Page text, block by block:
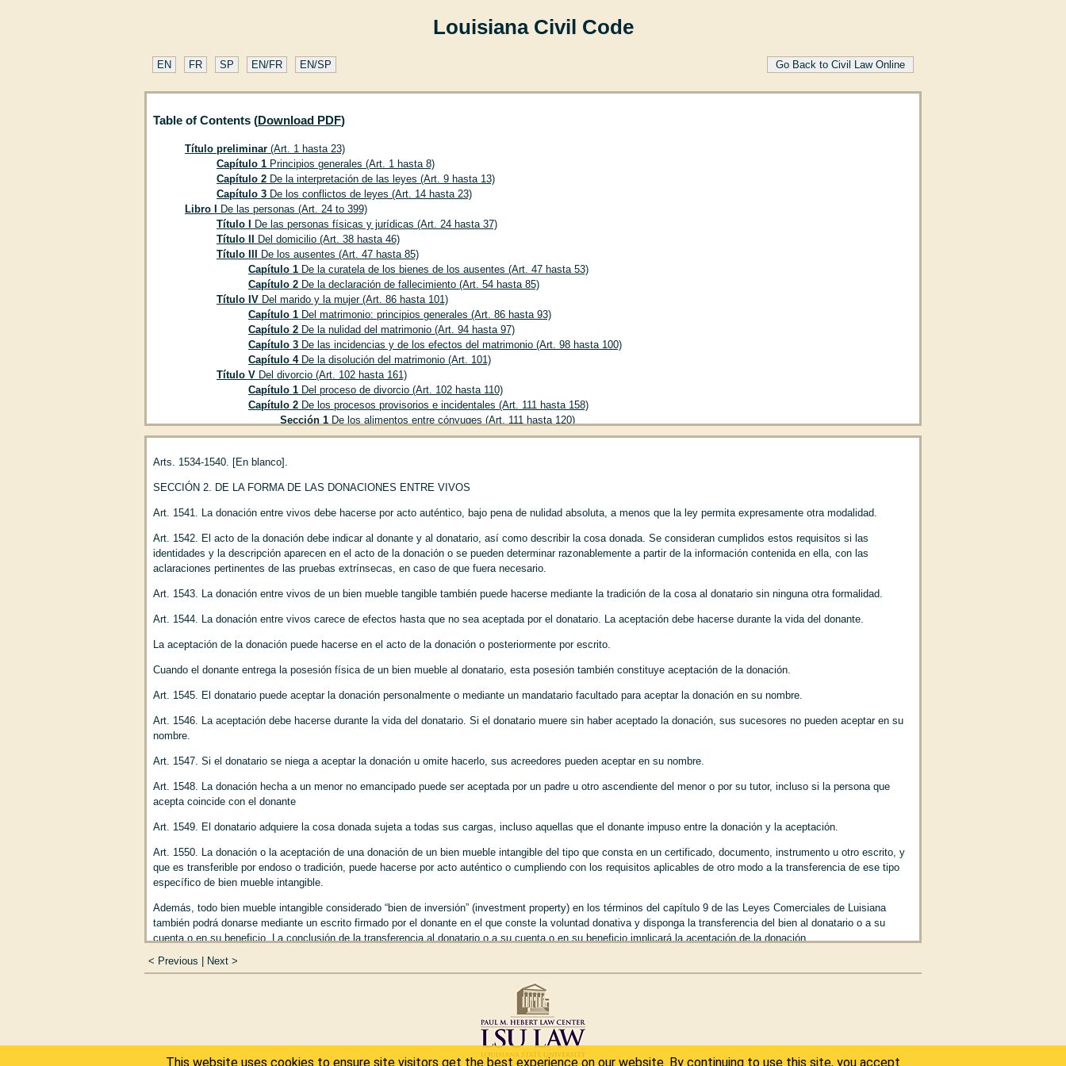
Louisiana Civil Code
EN FR SP EN/FR EN/SP Go Back to Civil Law Online
Table of Contents (Download PDF)
Título preliminar (Art. 1 hasta 23)
Capítulo 1 Principios generales (Art. 1 hasta 8)
Capítulo 2 De la interpretación de las leyes (Art. 9 hasta 13)
Capítulo 3 De los conflictos de leyes (Art. 14 hasta 23)
Libro I
De las personas (Art. 24 to 399)
Título I
De las personas físicas y jurídicas (Art. 24 hasta 37)
Título II
Del domicilio (Art. 38 hasta 46)
Título III
De los ausentes (Art. 47 hasta 85)
Capítulo 1 De la curatela de los bienes de los ausentes (Art. 47 hasta 53)
Capítulo 2 De la declaración de fallecimiento (Art. 54 hasta 85)
Título IV Del marido y la mujer (Art. 86 hasta 101)
Capítulo 1 Del matrimonio: principios generales (Art. 86 hasta 93)
Capítulo 2 De la nulidad del matrimonio (Art. 94 hasta 97)
Capítulo 3 De las incidencias y de los efectos del matrimonio (Art. 98 hasta 100)
Capítulo 4De la disolución del matrimonio (Art. 101)
Título V Del divorcio (Art. 102 hasta 161)
Capítulo 1 Del proceso de divorcio (Art. 102 hasta 110)
Capítulo 2 De los procesos provisorios e incidentales (Art. 111 hasta 158)
Sección 1 De los alimentos entre cónyuges (Art. 111 hasta 120)
Sección 2Del reclamo de aportes para educación o capacitación (Art. 121 hasta 130)
Sección 4
Sección 5 De los procesos provisorios e incidentales en las acciones de nulidad (Art. 151 hasta 158)
Título VI Del señor y de los siervos (Art. 162 hasta 177)
Capítulo 1De la filiación (Art. 178 hasta 183)
Capítulo 2De la filiación por prueba de maternidad o paternidad (Art. 184 hasta 198)
Sección 1De la prueba de la maternidad (Art. 184)
Subsección ADe la presunción de paternidad del esposo; del desconocimiento de la paternidad; de la impugnación; de la
determinación de la paternidad (Art. 185 hasta 194)
Subsección CDe otros métodos para establecer la paternidad (Art. 196 hasta 198)
Sección 1 De los efectos de la adopción (Art. 199)
Sección 2De la adopción de menores (Art. 200 hasta 211)
Capítulo 4De la filiación de los hijos concebidos por técnicas de reproducción asistida (reservado)
Sección 2De las obligaciones de los padres (Art. 224 hasta 226)
Sección 3De las obligaciones de los hijos (Art. 227 hasta 228)
Sección 4
Sección 6De la extinción de la autoridad parental (Art. 235)
Título VIIIDe los menores, de su tutela y emancipación (Art. 246 hasta 262)
Capítulo 1De la tutela (Art. 246 hasta 262)
Sección 1
Sección 2
De la tutelar natural (Art. 250 hasta 256)
Sección 3
De la tutela testamentaria (Art. 257 hasta 262)
Sección 4De la tutela legítima (Art. 263 hasta 269)
Sección 7De las reuniones familiares (Art. 281 hasta 291)
De las causas por las que se dispensa o excusa de la tutela (Art. 292 hasta 301)
De la incapacidad, de la exclusión y de la privación de la tutela (Art. 302 hasta 306)
De la designación, el reconocimiento o la confirmación de los tutores, de las personas encargadas de que se nombren los
tutores y de la responsabilidad de esas personas (Art. 307 hasta 335)
De la administración del tutor (Art. 336 hasta 353)
Arts. 1534-1540. [En blanco].
SECCIÓN 2. DE LA FORMA DE LAS DONACIONES ENTRE VIVOS
Art. 1541. La donación entre vivos debe hacerse por acto auténtico, bajo pena de nulidad absoluta, a menos que la ley permita expresamente otra modalidad.
Art. 1542. El acto de la donación debe indicar al donante y al donatario, así como describir la cosa donada. Se consideran cumplidos estos requisitos si las
identidades y la descripción aparecen en el acto de la donación o se pueden determinar razonablemente a partir de la información contenida en ella, con las
aclaraciones pertinentes de las pruebas extrínsecas, en caso de que fuera necesario.
Art. 1543. La donación entre vivos de un bien mueble tangible también puede hacerse mediante la tradición de la cosa al donatario sin ninguna otra formalidad.
Art. 1544. La donación entre vivos carece de efectos hasta que no sea aceptada por el donatario. La aceptación debe hacerse durante la vida del donante.
La aceptación de la donación puede hacerse en el acto de la donación o posteriormente por escrito.
Cuando el donante entrega la posesión física de un bien mueble al donatario, esta posesión también constituye aceptación de la donación.
Art. 1545. El donatario puede aceptar la donación personalmente o mediante un mandatario facultado para aceptar la donación en su nombre.
Art. 1546. La aceptación debe hacerse durante la vida del donatario. Si el donatario muere sin haber aceptado la donación, sus sucesores no pueden aceptar en su
nombre.
Art. 1547. Si el donatario se niega a aceptar la donación u omite hacerlo, sus acreedores pueden aceptar en su nombre.
Art. 1548. La donación hecha a un menor no emancipado puede ser aceptada por un padre u otro ascendiente del menor o por su tutor, incluso si la persona que
acepta coincide con el donante
Art. 1549. El donatario adquiere la cosa donada sujeta a todas sus cargas, incluso aquellas que el donante impuso entre la donación y la aceptación.
Art. 1550. La donación o la aceptación de una donación de un bien mueble intangible del tipo que consta en un certificado, documento, instrumento u otro escrito, y
que es transferible por endoso o tradición, puede hacerse por acto auténtico o cumpliendo con los requisitos aplicables de otro modo a la transferencia de ese tipo
específico de bien mueble intangible.
Además, todo bien mueble intangible considerado “bien de inversión” (investment property) en los términos del capítulo 9 de las Leyes Comerciales de Luisiana
también podrá donarse mediante un escrito firmado por el donante en el que conste la voluntad donativa y disponga la transferencia del bien al donatario o a su
cuenta o en su beneficio. La conclusión de la transferencia al donatario o a su cuenta o en su beneficio implicará la aceptación de la donación.
Art. 1551. La donación surte efectos desde su aceptación. Una vez aceptada, se transfiere al donatario el derecho de propiedad u otro derecho real sobre la cosa
< Previous Next >
This website uses cookies to ensure site visitors get the best experience on our website. By continuing to use this site, you accept